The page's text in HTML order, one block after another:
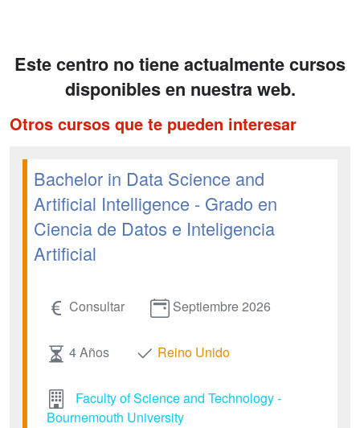
Este centro no tiene actualmente cursos
disponibles en nuestra web.
Otros cursos que te pueden interesar
Bachelor in Data Science and
Artificial Intelligence - Grado en
Ciencia de Datos e Inteligencia
Artificial
Consultar Septiembre 2026
4 Años Reino Unido
Faculty of Science and Technology -
Bournemouth University